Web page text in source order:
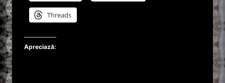
Threads
Apreciază: